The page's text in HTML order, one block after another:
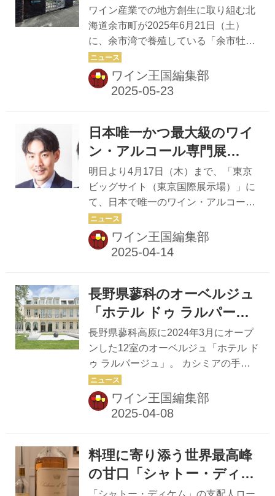
コンセプトに掲げ、全客室には露天風
呂を完備し、日本料理に洋のエッセン
スを取り入れたモダン懐石を提供する
など、非日常が感じられる宿泊施設に
リニューアルした。 同ホテルが夏季限
定で用意する「平川ワイナリーコラボ
つり」を開催
ワイン産業での地方創生に取り組む北
海道余市町が2025年6月21日（土）
に、余市湾で養殖している「余市牡
蠣」と、牡蠣に合わせるために生まれ
たワインを楽しむイベント「余市牡蠣
とワインまつり――余市町の海と丘を
ントは、余市町の西側の沢地区にある
「平川ワイナリー」を拠点に、余市町
つながることを目的とした交流型のイ
ベントで、余市のブランド牡蠣「余市
牡蠣」と、牡蠣に合わせて仕上げられ
た白ワイン「オストレア・テール・
ド・ヨイチ」が味わえる。 3回目とな
る今年のイベントは、体験プログラム
ワイン王国編集部
日本唯一かつ最大級のワイ
ン・アルコール専門展
「ProWine Tokyo（プロワ
イン東京）」を東京ビッグ
サイト東3 & 東8ホールに
て4月15日（火）～17日
（木）の3日間、開催! ワ
イン王国ブース出展！ ノ
試飲できる「ProWein
Zero ワイン王国セレクシ
ョン」も！！
明日より4月17日（木）まで、「東京
ビッグサイト（東京国際展示場）」に
て、日本で唯一のワイン・アルコール
飲料の専門展「ProWine Tokyo」が開
催！ 同イベントでは世界20カ国・地域
から160社以上が出展。今年はフラン
リカ、ニューヨークのパビリオンが新
規で参加します。ほかにも中国ワイン
インも多数！ 「ワイン王国」はメディ
アパートナーとして参加し、
「ProWine Zero」での「ワイン王国ノ
ンアルセレクション」や、「ワイン王
国」ブースでのセミナーやラベルの人
気投票「ラベルアワード2...
ワイン王国編集部
長野県蓼科のオーベルジュ
「ホテル ドゥ ラルパージ
ュ」にて ヴィンテージワ
インと美食のイベントを開
催。『シャトー・ペトリュ
ス 1976年』ほか計7アイテ
ムのワインペアリング
長野県蓼科高原に2024年3月にオープ
ンした12室のオーベルジュ「ホテル ド
ゥ ラルパージュ」。 カシミアの手触
りの上質な日常を提供する、フランス
邸宅のようなホテルだ。2025年6月14
日（土）に、ホテルにあるフレンチレ
野辰哉渾身のフランス料理が楽しめる
ディナーイベントが開催される。 ワイ
ワイン王国編集部
料理に寄り添う世界最高峰
の甘口「シャトー・ディケ
ム」の新たな魅力とは？